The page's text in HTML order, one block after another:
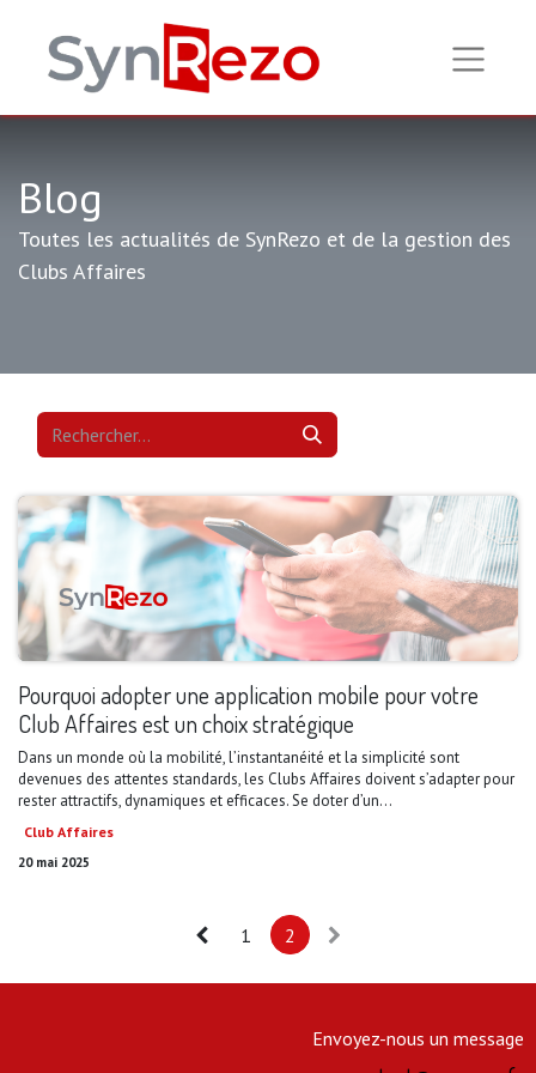
Blog
Toutes les actualités de SynRezo et de la gestion des
Clubs Affaires
Pourquoi adopter une application mobile pour votre
Club Affaires est un choix stratégique
Dans un monde où la mobilité, l’instantanéité et la simplicité sont
devenues des attentes standards, les Clubs Affaires doivent s’adapter pour
rester attractifs, dynamiques et efficaces. Se doter d’un...
Club Affaires
20 mai 2025
1 2
Envoyez-nous un message